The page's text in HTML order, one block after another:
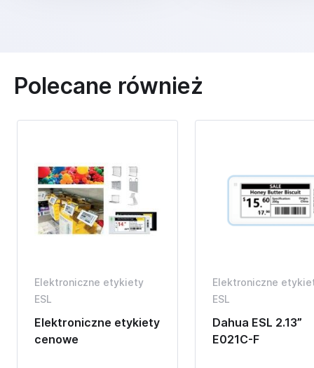
Polecane również
Elektroniczne etykiety
ESL
Elektroniczne etykiety
cenowe
Elektroniczne
ESL
Dahua ESL 2.13”
E021C-F